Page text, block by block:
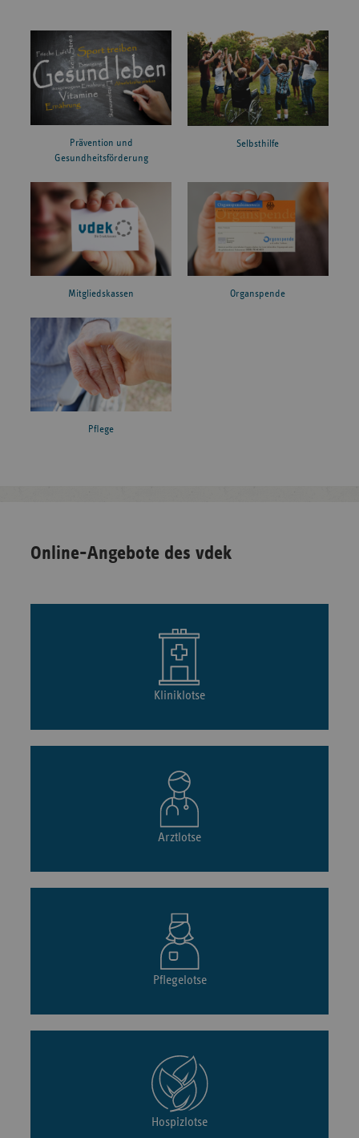
Prävention und
Gesundheitsförderung
Selbsthilfe
Mitgliedskassen Organspende
Pflege
Online-Angebote des vdek
Kliniklotse
Arztlotse
Pflegelotse
Hospizlotse